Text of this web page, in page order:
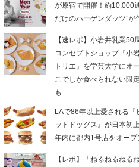
が原宿で開催！約10,000
だけのハーゲンダッツ”が
【速レポ】小岩井乳業50
コンセプトショップ『小
トリエ』を学芸大学にオ
こでしか食べられない限
も
LAで86年以上愛される『
ットドッグス』が日本初
年内に都内1号店をオープ
【レポ】「ねるねるねる